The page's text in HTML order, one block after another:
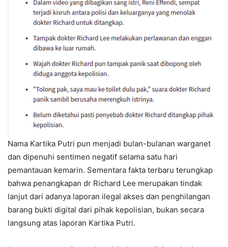
Nama Kartika Putri pun menjadi bulan-bulanan warganet
dan dipenuhi sentimen negatif selama satu hari
pemantauan kemarin. Sementara fakta terbaru terungkap
bahwa penangkapan dr Richard Lee merupakan tindak
lanjut dari adanya laporan ilegal akses dan penghilangan
barang bukti digital dari pihak kepolisian, bukan secara
langsung atas laporan Kartika Putri.